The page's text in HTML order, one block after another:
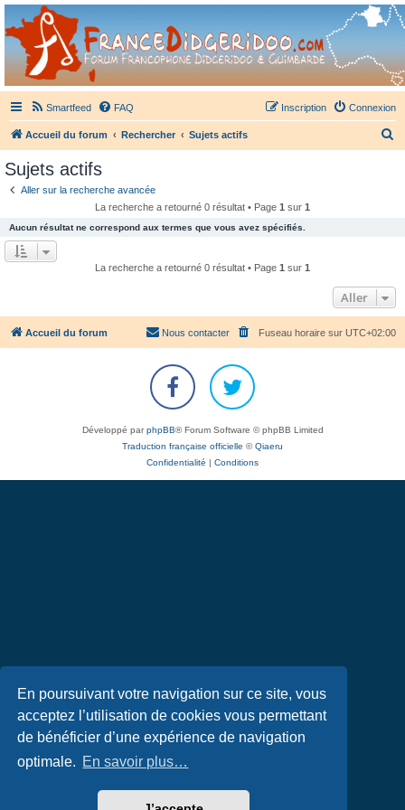
En poursuivant votre navigation sur ce site, vous
acceptez l’utilisation de cookies vous permettant
de bénéficier d’une expérience de navigation
optimale. En savoir plus…
France Didgeridoo
Didgeridoo et Guimbarde sur France Didgeridoo - retrouvez la communauté.
Smartfeed FAQ Connexion
Inscription
Accueil du forum Rechercher Sujets actifs
h
e
r
Sujets actifs
Aller sur la recherche avancée
La recherche a retourné 0 résultat • Page 1 sur 1
Aucun résultat ne correspond aux termes que vous avez spécifiés.
La recherche a retourné 0 résultat • Page 1 sur 1
Aller
Accueil du forum Fuseau horaire sur UTC+02:00
Nous contacter
Développé parphpBB® Forum Software © phpBB Limited
Traduction française officielle ©Qiaeru
Confidentialité | Conditions